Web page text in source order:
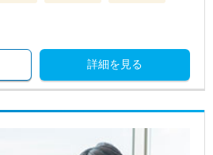
詳細を見る